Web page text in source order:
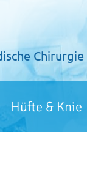
Chirurgie
Hüfte & Knie